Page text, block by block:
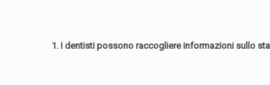
1. I dentisti possono raccogliere informazioni sullo